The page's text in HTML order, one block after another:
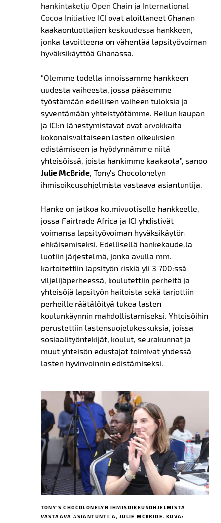
hankintaketju Open Chain ja International
Cocoa Initiative ICI ovat aloittaneet Ghanan
kaakaontuottajien keskuudessa hankkeen,
jonka tavoitteena on vähentää lapsityövoiman
hyväksikäyttöä Ghanassa.
“Olemme todella innoissamme hankkeen
uudesta vaiheesta, jossa pääsemme
työstämään edellisen vaiheen tuloksia ja
syventämään yhteistyötämme. Reilun kaupan
ja ICI:n lähestymistavat ovat arvokkaita
kokonaisvaltaiseen lasten oikeuksien
edistämiseen ja hyödynnämme niitä
yhteisöissä, joista hankimme kaakaota”, sanoo
Julie McBride, Tony’s Chocolonelyn
ihmisoikeusohjelmista vastaava asiantuntija.
Hanke on jatkoa kolmivuotiselle hankkeelle,
jossa Fairtrade Africa ja ICI yhdistivät
voimansa lapsityövoiman hyväksikäytön
ehkäisemiseksi. Edellisellä hankekaudella
luotiin järjestelmä, jonka avulla mm.
kartoitettiin lapsityön riskiä yli 3 700:ssä
viljelijäperheessä, koulutettiin perheitä ja
yhteisöjä lapsityön haitoista sekä tarjottiin
perheille räätälöityä tukea lasten
koulunkäynnin mahdollistamiseksi. Yhteisöihin
perustettiin lastensuojelukeskuksia, joissa
sosiaalityöntekijät, koulut, seurakunnat ja
muut yhteisön edustajat toimivat yhdessä
lasten hyvinvoinnin edistämiseksi.
TONY’S CHOCOLONELYN IHMISOIKEUSOHJELMISTA
VASTAAVA ASIANTUNTIJA, JULIE MCBRIDE. KUVA: